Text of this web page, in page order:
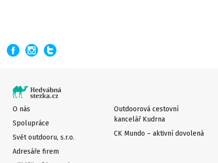
O nás
Spolupráce
Svět outdooru, s.r.o.
Adresáře firem
Outdoorová cestovní
kancelář Kudrna
CK Mundo – aktivní dovolená